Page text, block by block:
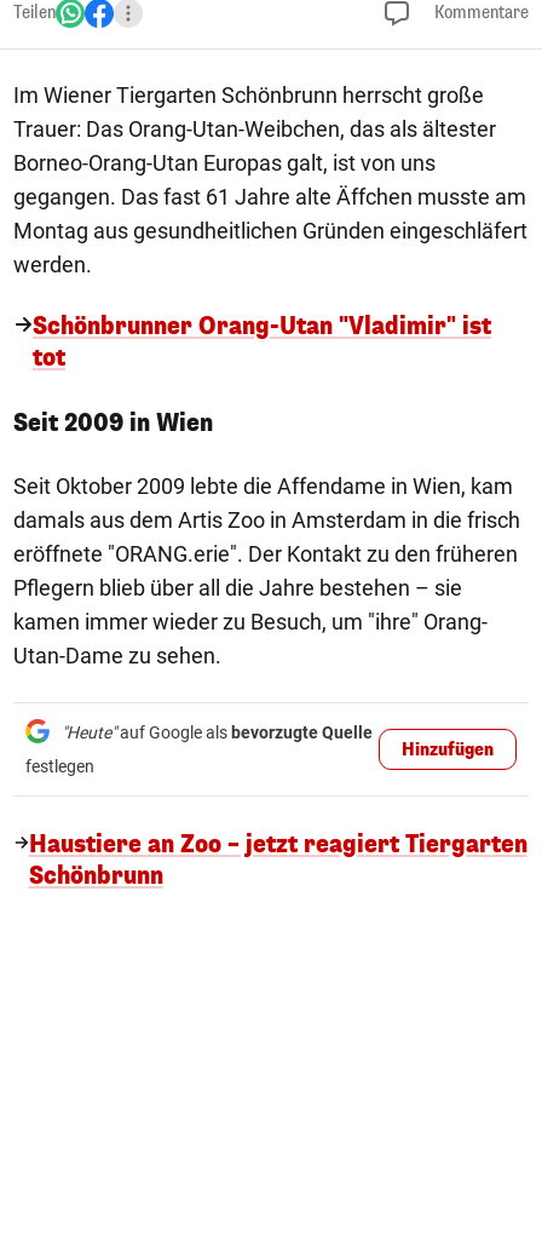
Teilen Kommentare
Im Wiener Tiergarten Schönbrunn herrscht große
Trauer: Das Orang-Utan-Weibchen, das als ältester
Borneo-Orang-Utan Europas galt, ist von uns
gegangen. Das fast 61 Jahre alte Äffchen musste am
Montag aus gesundheitlichen Gründen eingeschläfert
werden.
Schönbrunner Orang-Utan "Vladimir" ist
tot
Seit 2009 in Wien
Seit Oktober 2009 lebte die Affendame in Wien, kam
damals aus dem Artis Zoo in Amsterdam in die frisch
eröffnete "ORANG.erie". Der Kontakt zu den früheren
Pflegern blieb über all die Jahre bestehen – sie
kamen immer wieder zu Besuch, um "ihre" Orang-
Utan-Dame zu sehen.
"Heute"auf Google als bevorzugte Quelle
festlegen
Hinzufügen
Haustiere an Zoo – jetzt reagiert Tiergarten
Schönbrunn